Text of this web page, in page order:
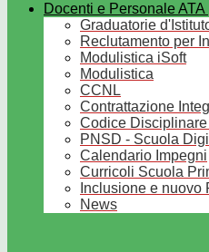
Docenti e Personale ATA
Graduatorie
Reclutamento per
Modulistica iSoft
Modulistica
CCNL
Contrattazione
Codice
PNSD - Scuola
Calendario Impegni
Curricoli Scuola
Inclusione e nuovo
News